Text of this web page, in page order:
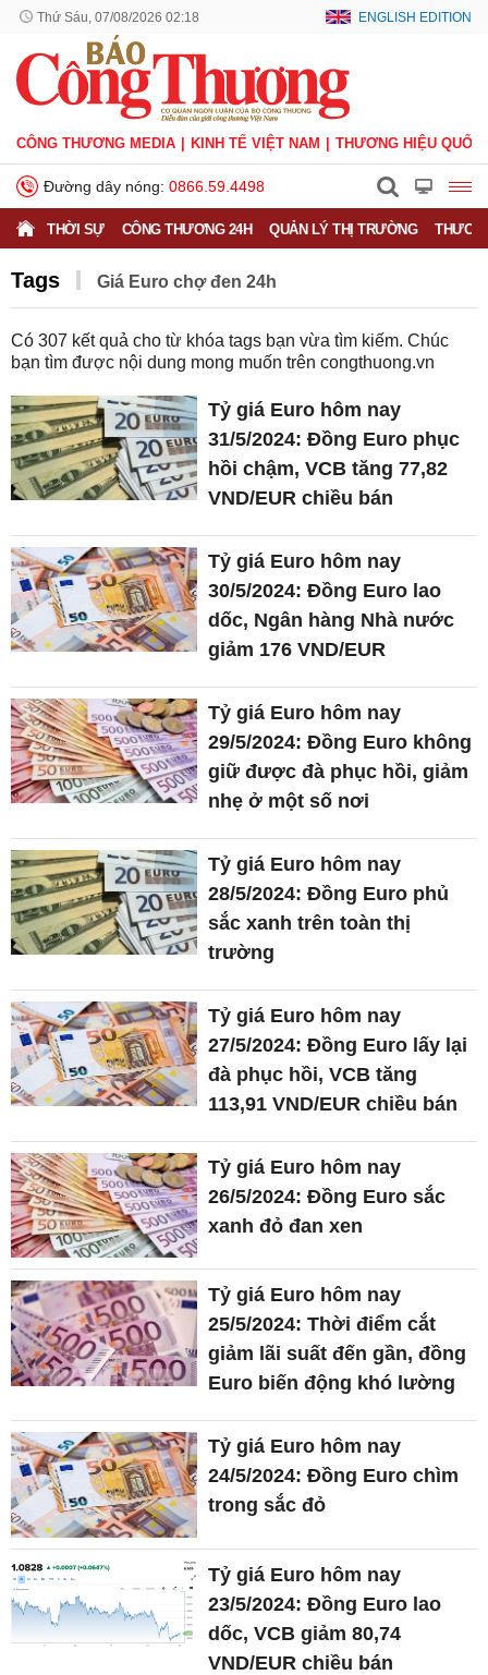
Thứ Sáu, 07/08/2026 02:18 ENGLISH EDITION
CÔNG THƯƠNG MEDIA KINH TẾ VIỆT NAM THƯƠNG HIỆU QUỐC
Đường dây nóng: 0866.59.4498
THỜI SỰ CÔNG THƯƠNG 24H QUẢN LÝ THỊ TRƯỜNG
Tags ​​​​​​​Giá Euro chợ đen 24h
Có 307 kết quả cho từ khóa tags bạn vừa tìm kiếm. Chúc
bạn tìm được nội dung mong muốn trên congthuong.vn
Tỷ giá Euro hôm nay
31/5/2024: Đồng Euro phục
hồi chậm, VCB tăng 77,82
VND/EUR chiều bán
Tỷ giá Euro hôm nay
30/5/2024: Đồng Euro lao
dốc, Ngân hàng Nhà nước
giảm 176 VND/EUR
Tỷ giá Euro hôm nay
29/5/2024: Đồng Euro không
giữ được đà phục hồi, giảm
nhẹ ở một số nơi
Tỷ giá Euro hôm nay
28/5/2024: Đồng Euro phủ
sắc xanh trên toàn thị
trường
Tỷ giá Euro hôm nay
27/5/2024: Đồng Euro lấy lại
đà phục hồi, VCB tăng
113,91 VND/EUR chiều bán
Tỷ giá Euro hôm nay
26/5/2024: Đồng Euro sắc
xanh đỏ đan xen
Tỷ giá Euro hôm nay
25/5/2024: Thời điểm cắt
giảm lãi suất đến gần, đồng
Euro biến động khó lường
Tỷ giá Euro hôm nay
24/5/2024: Đồng Euro chìm
trong sắc đỏ
Tỷ giá Euro hôm nay
23/5/2024: Đồng Euro lao
dốc, VCB giảm 80,74
VND/EUR chiều bán